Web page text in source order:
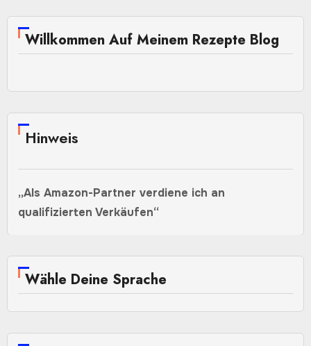
Willkommen Auf Meinem Rezepte Blog
Hinweis
„Als Amazon-Partner verdiene ich an
qualifizierten Verkäufen“
Wähle Deine Sprache